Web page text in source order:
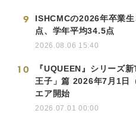
9
ISHCMCの2026年卒業
点、学年平均34.5点
2026.08.06 15:40
10
『UQUEEN』シリーズ
王子」篇 2026年7月1日
エア開始
2026.07.01 00:00